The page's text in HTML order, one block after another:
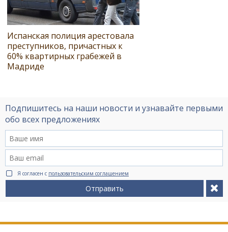
Испанская полиция арестовала
преступников, причастных к
60% квартирных грабежей в
Мадриде
Подпишитесь на наши новости и узнавайте первыми
обо всех предложениях
Я согласен с пользовательским соглашением
Отправить